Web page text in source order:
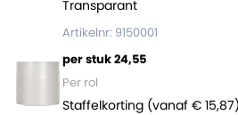
Transparant
Artikelnr: 9150001
per stuk 24,55
Per rol
Staffelkorting (vanaf € 15,87)